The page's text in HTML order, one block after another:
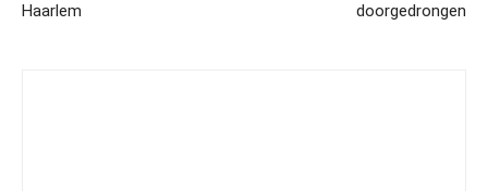
Haarlem
doorgedrongen